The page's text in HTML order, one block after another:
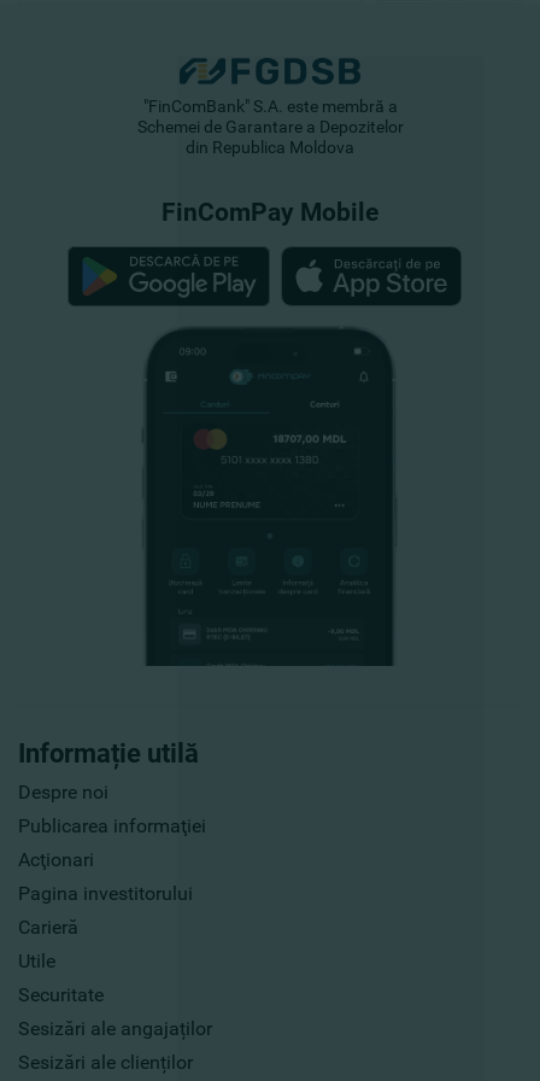
Informație utilă
Despre noi
Publicarea informaţiei
Acţionari
Pagina investitorului
Carieră
Utile
Securitate
Sesizări ale angajaților
Sesizări ale clienților
"FinComBank" S.A. este membră a
Schemei de Garantare a Depozitelor
din Republica Moldova
FinComPay Mobile